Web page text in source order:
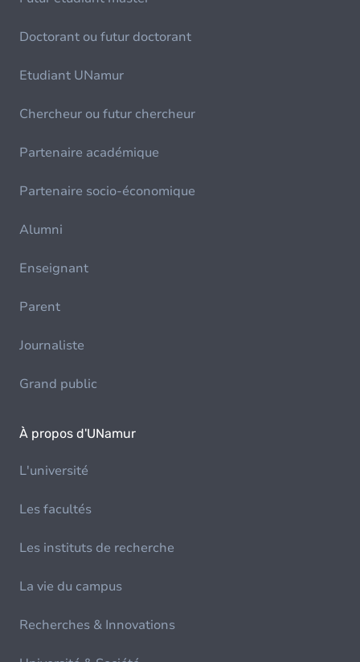
Doctorant ou futur doctorant
Etudiant UNamur
Chercheur ou futur chercheur
Partenaire académique
Partenaire socio-économique
Alumni
Enseignant
Parent
Journaliste
Grand public
À propos d'UNamur
L'université
Les facultés
Les instituts de recherche
La vie du campus
Recherches & Innovations